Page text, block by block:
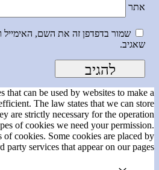
אתר
שמור בדפדפן זה את השם,
שאגיב.
that can be used by websites to make a
The law states that we can store
are strictly necessary for the operation
of cookies we need your permission.
of cookies. Some cookies are placed by
party services that appear on our pages.